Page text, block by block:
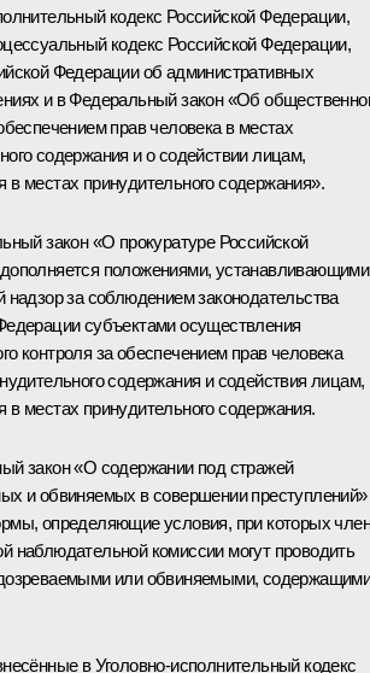
кодекс Российской Федерации,
кодекс Российской Федерации,
Федерации об административных
и в Федеральный закон «Об
прав человека в местах
содержания и о содействии лицам,
в местах принудительного содержания».
закон «О прокуратуре Российской
положениями, устанавливающими
надзор за соблюдением законодательства
субъектами осуществления
контроля за обеспечением прав человека
содержания и содействия лицам,
в местах принудительного содержания.
закон «О содержании под стражей
и обвиняемых в совершении преступлений»
определяющие условия, при которых
наблюдательной комиссии могут проводить
или обвиняемыми,
в Уголовно-исполнительный кодекс